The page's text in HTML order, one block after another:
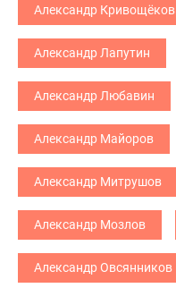
Александр Кривощёков
Александр Лапутин
Александр Любавин
Александр Майоров
Александр Митрушов
Александр Мозлов
Александр Овсянников